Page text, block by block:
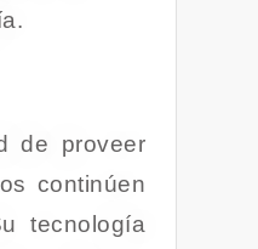
de proveer
continúen
tecnología